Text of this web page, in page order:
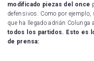
modificado piezas del once
defensivos. Como por ejemplo,
que ha llegado adrián Colunga
todos los partidos. Esto es
de prensa: